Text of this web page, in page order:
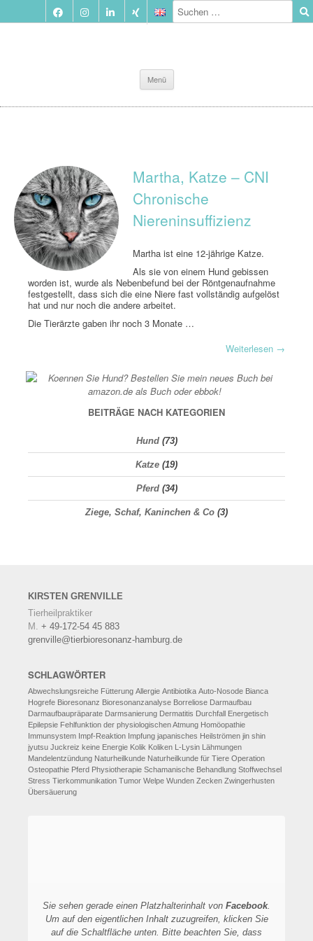
Menü
Inhalt
springen
Martha, Katze – CNI
Chronische
Niereninsuffizienz
Martha ist eine 12-jährige Katze.
Als sie von einem Hund gebissen
worden ist, wurde als Nebenbefund bei der Röntgenaufnahme
festgestellt, dass sich die eine Niere fast vollständig aufgelöst
hat und nur noch die andere arbeitet.
Die Tierärzte gaben ihr noch 3 Monate …
Weiterlesen →
BEITRÄGE NACH KATEGORIEN
Hund(73)
Katze (19)
Pferd(34)
Ziege, Schaf, Kaninchen & Co (3)
KIRSTEN GRENVILLE
Tierheilpraktiker
M. + 49-172-54 45 883
grenville@tierbioresonanz-hamburg.de
SCHLAGWÖRTER
Abwechslungsreiche Fütterung Allergie Antibiotika Auto-Nosode Bianca
Hogrefe Bioresonanz Bioresonanzanalyse Borreliose Darmaufbau
Darmaufbaupräparate Darmsanierung Dermatitis Durchfall Energetisch
Epilepsie Fehlfunktion der physiologischen Atmung Homöopathie
Immunsystem Impf-Reaktion Impfung japanisches Heilströmen jin shin
jyutsu Juckreiz keine Energie Kolik Koliken L-Lysin Lähmungen
Mandelentzündung Naturheilkunde Naturheilkunde für Tiere Operation
Osteopathie Pferd Physiotherapie Schamanische Behandlung Stoffwechsel
Stress Tierkommunikation Tumor Welpe Wunden Zecken Zwingerhusten
Übersäuerung
Sie sehen gerade einen Platzhalterinhalt von Facebook.
Um auf den eigentlichen Inhalt zuzugreifen, klicken Sie
auf die Schaltfläche unten. Bitte beachten Sie, dass